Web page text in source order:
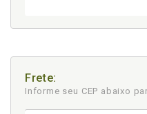
Frete:
Informe seu CEP abaixo